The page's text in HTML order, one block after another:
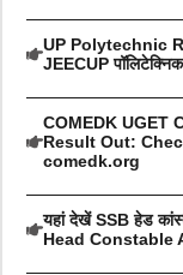
UP Polytechnic
JEECUP
COMEDK UGET
Result Out:
comedk.org
यहां देखें SSB हेड
Head Constable